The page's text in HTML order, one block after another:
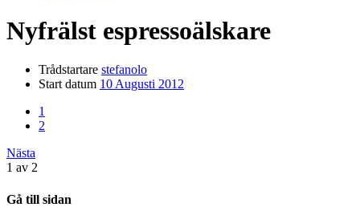
Nyfrälst espressoälskare
Trådstartare stefanolo
Start datum 10 Augusti 2012
1
2
Nästa
1 av 2
Gå till sidan